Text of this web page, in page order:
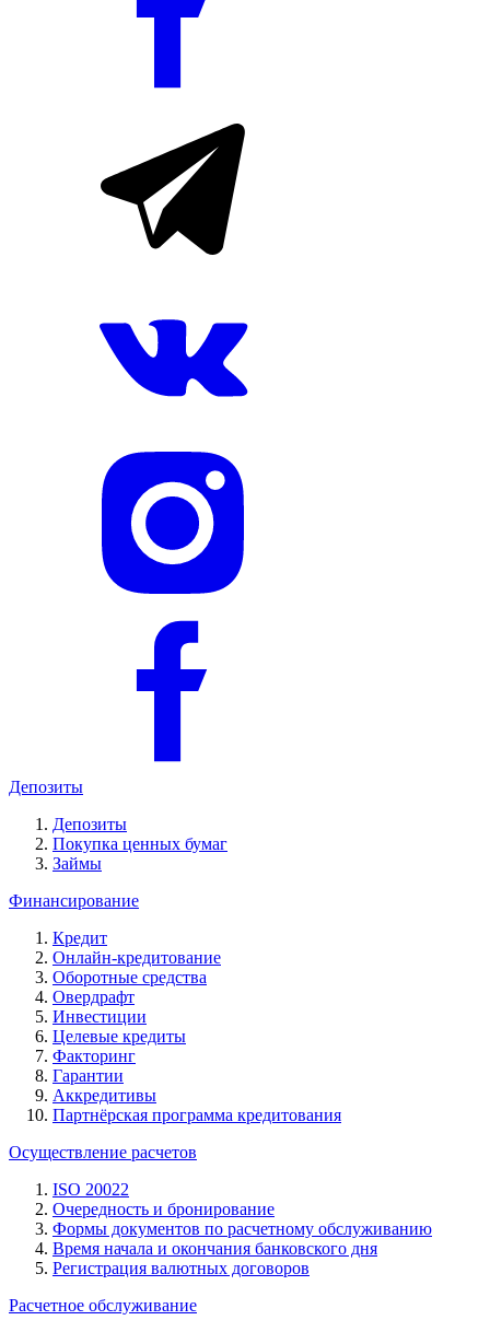
Депозиты
Депозиты
Покупка ценных бумаг
Займы
Финансирование
Кредит
Онлайн-кредитование
Оборотные средства
Овердрафт
Инвестиции
Целевые кредиты
Факторинг
Гарантии
Аккредитивы
Партнёрская программа кредитования
Осуществление расчетов
ISO 20022
Очередность и бронирование
Формы документов по расчетному обслуживанию
Время начала и окончания банковского дня
Регистрация валютных договоров
Расчетное обслуживание